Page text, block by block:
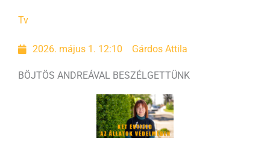
Tv
2026. május 1. 12:10 Gárdos Attila
BÖJTÖS ANDREÁVAL BESZÉLGETTÜNK